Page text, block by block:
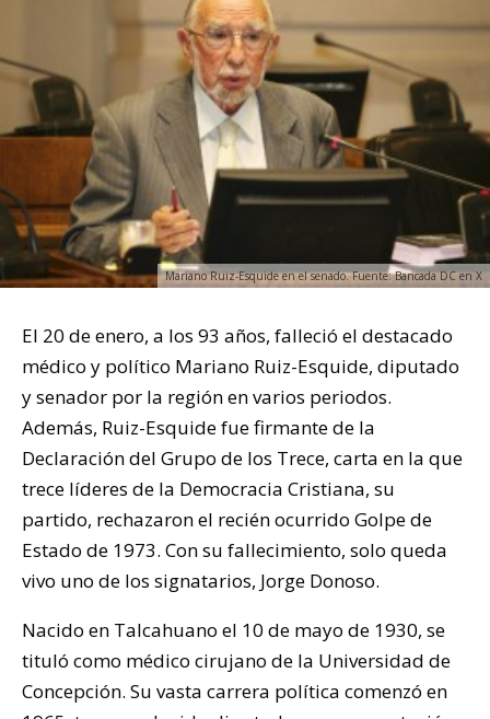
Mariano Ruiz-Esquide en el senado. Fuente: Bancada DC en X
El 20 de enero, a los 93 años, falleció el destacado
médico y político Mariano Ruiz-Esquide, diputado
y senador por la región en varios periodos.
Además, Ruiz-Esquide fue firmante de la
Declaración del Grupo de los Trece, carta en la que
trece líderes de la Democracia Cristiana, su
partido, rechazaron el recién ocurrido Golpe de
Estado de 1973. Con su fallecimiento, solo queda
vivo uno de los signatarios, Jorge Donoso.
Nacido en Talcahuano el 10 de mayo de 1930, se
tituló como médico cirujano de la Universidad de
Concepción. Su vasta carrera política comenzó en